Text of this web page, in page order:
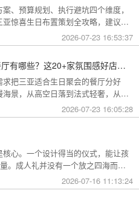
、预算规划、执行避坑四个维度，
惊喜生日布置策划全攻略，建议收
2026-07-23 16:53:37
三亚适合生日聚会的餐厅有哪些？这20+家氛围感好店按风格挑，一篇搞定
把三亚适合生日聚会的餐厅分好
景，从高空日落到法式轻奢，从热
直接对号入座就行。2026-07-23 16:05:28
心。一个设计得当的仪式，能让孩
。成人礼并没有一个放之四海而皆
据不同的风格和规模灵活调整。下面
庭聚会三种主要场景的完整流程，
2026-07-16 11:13:24